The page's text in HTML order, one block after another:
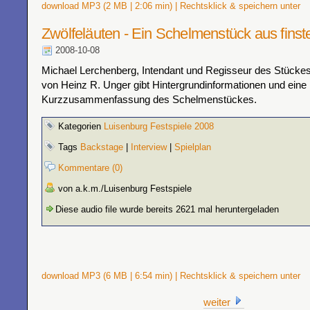
download MP3 (2 MB | 2:06 min) | Rechtsklick & speichern unter
Zwölfeläuten - Ein Schelmenstück aus
2008-10-08
Michael Lerchenberg, Intendant und Regisseur des
von Heinz R. Unger gibt Hintergrundinformationen und eine
Kurzzusammenfassung des Schelmenstückes.
Kategorien Luisenburg Festspiele 2008
Tags Backstage Interview| Spielplan
Kommentare (0)
von a.k.m./Luisenburg Festspiele
Diese audio file wurde bereits 2621 mal heruntergeladen
download MP3 (6 MB | 6:54 min) | Rechtsklick & speichern unter
weiter